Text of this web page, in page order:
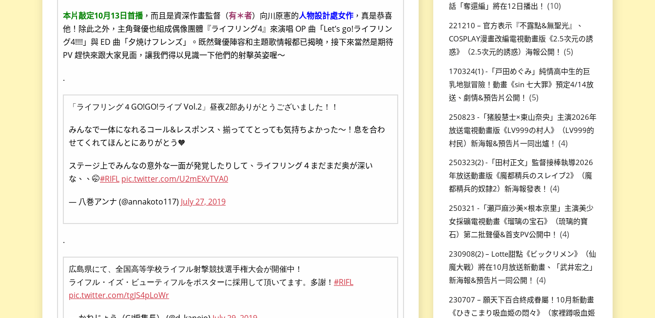
本片敲定10月13日首播 ，而且是資深作畫監督（有＊者）向川原憲的人物設計處女作 ，真是恭喜
他！除此之外，主角聲優也組成偶像團體『ライフリング4』來演唱 OP 曲「Let’s go!ライフリン
グ4!!!!」與 ED 曲「夕焼けフレンズ」。既然聲優陣容和主題歌情報都已揭曉，接下來當然是期待
PV 趕快來跟大家見面，讓我們得以見識一下他們的射擊英姿喔～
.
「ライフリング４GO!GO!ライブ Vol.2」昼夜2部ありがとうございました！！
みんなで一体になれるコール&レスポンス、揃っててとっても気持ちよかった〜！息を合わ
せてくれてほんとにありがとう🧡
ステージ上でみんなの意外な一面が発覚したりして、ライフリング４まだまだ奥が深い
な、、🤭#RIFL pic.twitter.com/U2mEXvTVA0
— 八巻アンナ (@annakoto117) July 27, 2019
.
広島県にて、全国高等学校ライフル射撃競技選手権大会が開催中！
ライフル・イズ・ビューティフルをポスターに採用して頂いてます。多謝！ #RIFL
pic.twitter.com/tgJS4pLoWr
話「奪還編」將在12日播出！ (10)
221210 – 官方表示『不露點&無聖光』、
COSPLAY漫畫改編電視動畫版《2.5次元の誘
惑》（2.5次元的誘惑）海報公開！ (5)
170324(1) -「戸田めぐみ」純情高中生的巨
乳地獄冒險！動畫《sin 七大罪》預定4/14放
送、劇情&預告片公開！ (5)
250823 -「猪股慧士×東山奈央」主演2026年
放送電視動畫版《LV999の村人》（LV999的
村民）新海報&預告片一同出爐！ (4)
250323(2) -「田村正文」監督接棒執導2026
年放送動畫版《魔都精兵のスレイブ2》（魔
都精兵的奴隸2）新海報發表！ (4)
250321 -「瀬戸麻沙美×根本京里」主演美少
女採礦電視動畫《瑠璃の宝石》（琉璃的寶
石）第二批聲優&首支PV公開中！ (4)
230908(2) – Lotte甜點《ビックリメン》（仙
魔大戰）將在10月放送新動畫、「武井宏之」
新海報&預告片一同公開！ (4)
230707 – 願天下百合終成眷屬！10月新動畫
《ひきこまり吸血姫の悶々》（家裡蹲吸血姬